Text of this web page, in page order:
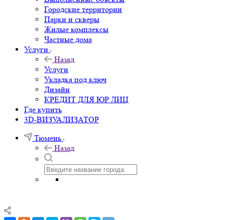
Городские территории
Парки и скверы
Жилые комплексы
Частные дома
Услуги
Назад
Услуги
Укладка под ключ
Дизайн
КРЕДИТ ДЛЯ ЮР ЛИЦ
Где купить
3D-ВИЗУАЛИЗАТОР
Тюмень
Назад